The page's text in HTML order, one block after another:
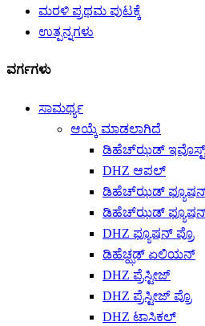
ಮರಳಿ ಪ್ರಥಮ ಪುಟಕ್ಕೆ
ಉತ್ಪನ್ನಗಳು
ವರ್ಗಗಳು
ಸಾಮರ್ಥ್ಯ
ಆಯ್ಕೆ ಮಾಡಲಾಗಿದೆ
ಡಿಹೆಚ್‌ಝಡ್ ಇವೊಸ್ಟ್
DHZ ಆಪಲ್
ಡಿಹೆಚ್‌ಝಡ್
ಡಿಹೆಚ್‌ಝಡ್
DHZ ಫ್ಯೂಷನ್ ಪ್ರೊ
ಡಿಹೆಚ್ಝಡ್ ಏಲಿಯನ್
DHZ ಪ್ರೆಸ್ಟೀಜ್
DHZ ಪ್ರೆಸ್ಟೀಜ್ ಪ್ರೊ
DHZ ಟಾಸಿಕಲ್